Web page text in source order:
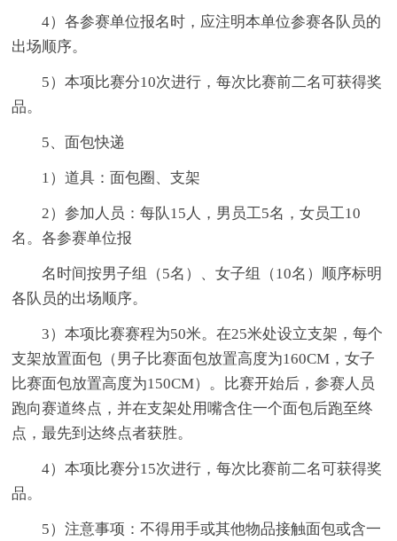
4）各参赛单位报名时，应注明本单位参赛各队员的
出场顺序。
5）本项比赛分10次进行，每次比赛前二名可获得奖
品。
5、面包快递
1）道具：面包圈、支架
2）参加人员：每队15人，男员工5名，女员工10
名。各参赛单位报
名时间按男子组（5名）、女子组（10名）顺序标明
各队员的出场顺序。
3）本项比赛赛程为50米。在25米处设立支架，每个
支架放置面包（男子比赛面包放置高度为160CM，女子
比赛面包放置高度为150CM）。比赛开始后，参赛人员
跑向赛道终点，并在支架处用嘴含住一个面包后跑至终
点，最先到达终点者获胜。
4）本项比赛分15次进行，每次比赛前二名可获得奖
品。
5）注意事项：不得用手或其他物品接触面包或含一